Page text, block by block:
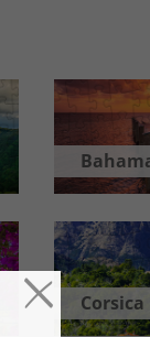
Corsica